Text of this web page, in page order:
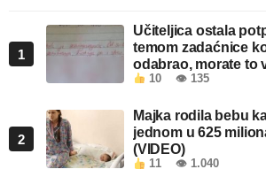
1
Učiteljica ostala
temom zadaćnice
odabrao, morate to
10 👁 135
2
Majka rodila bebu
jednom u 625
(VIDEO)
11 👁 1.040